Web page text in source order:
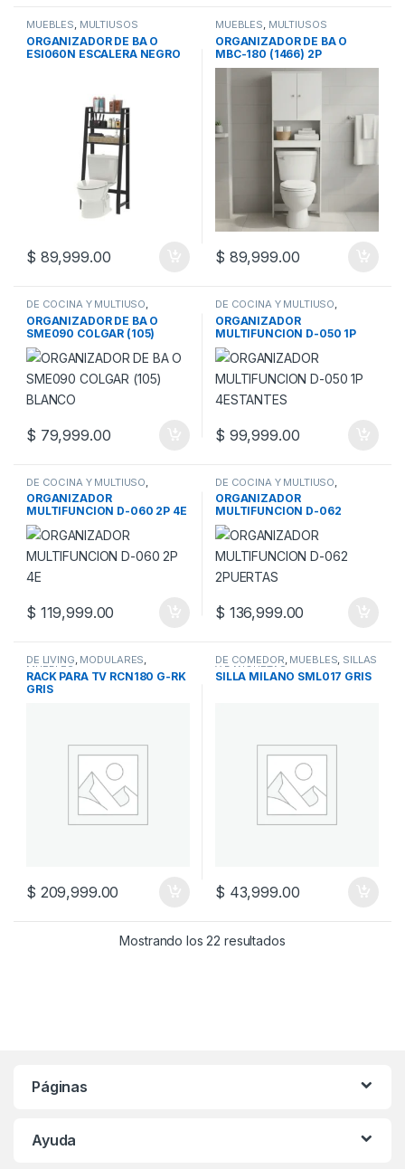
MUEBLES, MULTIUSOS
ORGANIZADOR DE BA O
ESI060N ESCALERA NEGRO
$ 89,999.00
MUEBLES, MULTIUSOS
ORGANIZADOR DE BA O
MBC-180 (1466) 2P
$ 89,999.00
DE COCINA Y MULTIUSO,
MUEBLES, MULTIUSOS
ORGANIZADOR DE BA O
SME090 COLGAR (105)
BLANCO
$ 79,999.00
DE COCINA Y MULTIUSO,
MUEBLES, MULTIUSOS
ORGANIZADOR
MULTIFUNCION D-050 1P
4ESTANTES
$ 99,999.00
DE COCINA Y MULTIUSO
MUEBLES, MULTIUSOS
ORGANIZADOR
MULTIFUNCION D-060 2P 4E
$ 119,999.00
DE COCINA Y MULTIUSO
MUEBLES, MULTIUSOS
ORGANIZADOR
MULTIFUNCION D-062
2PUERTAS
$ 136,999.00
DE LIVING, MODULARES,
MUEBLES
RACK PARA TV RCN180 G-RK
GRIS
$ 209,999.00
DE COMEDOR, MUEBLES, SILLAS
Y BANQUETAS
SILLA MILANO SML017 GRIS
$ 43,999.00
Mostrando los 22 resultados
Páginas
Ayuda